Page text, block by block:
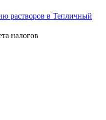
растворов в Тепличный
налогов